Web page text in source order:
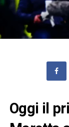
Oggi il